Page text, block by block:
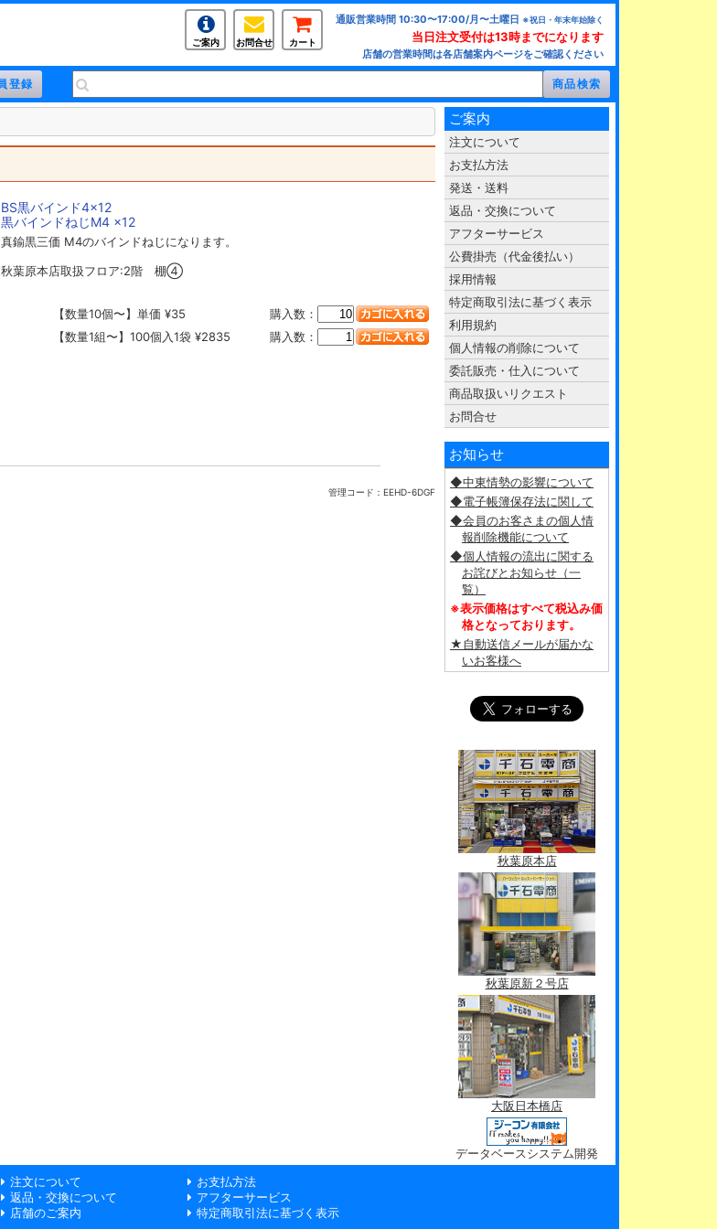
ご案内 お問合せ カート
通販営業時間 10:30〜17:00/月〜土曜日 ※祝日・年末年始除く
当日注文受付は13時までになります
店舗の営業時間は各店舗案内ページをご確認ください
BS黒バインド4×12
黒バインドねじM4 ×12
真鍮黒三価 M4のバインドねじになります。
秋葉原本店取扱フロア:2階 棚④
【数量10個〜】単価 ¥35
購入数：
【数量1組〜】100個入1袋 ¥2835
購入数：
管理コード： EEHD-6DGF
ご案内
注文について
お支払方法
発送・送料
返品・交換について
アフターサービス
公費掛売（代金後払い）
採用情報
特定商取引法に基づく表示
利用規約
個人情報の削除について
委託販売・仕入について
商品取扱いリクエスト
お問合せ
お知らせ
◆中東情勢の影響について
◆電子帳簿保存法に関して
◆会員のお客さまの個人情
報削除機能について
◆個人情報の流出に関する
お詫びとお知らせ（一
覧）
※表示価格はすべて税込み価
格となっております。
★自動送信メールが届かな
いお客様へ
秋葉原本店
秋葉原新２号店
大阪日本橋店
データベースシステム開発
注文について
お支払方法
返品・交換について
アフターサービス
店舗のご案内
特定商取引法に基づく表示